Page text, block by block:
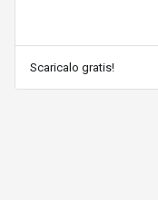
Scaricalo gratis!